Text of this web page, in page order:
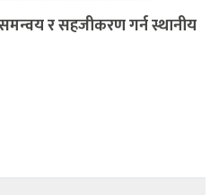
र सहजीकरण गर्न स्थानीय